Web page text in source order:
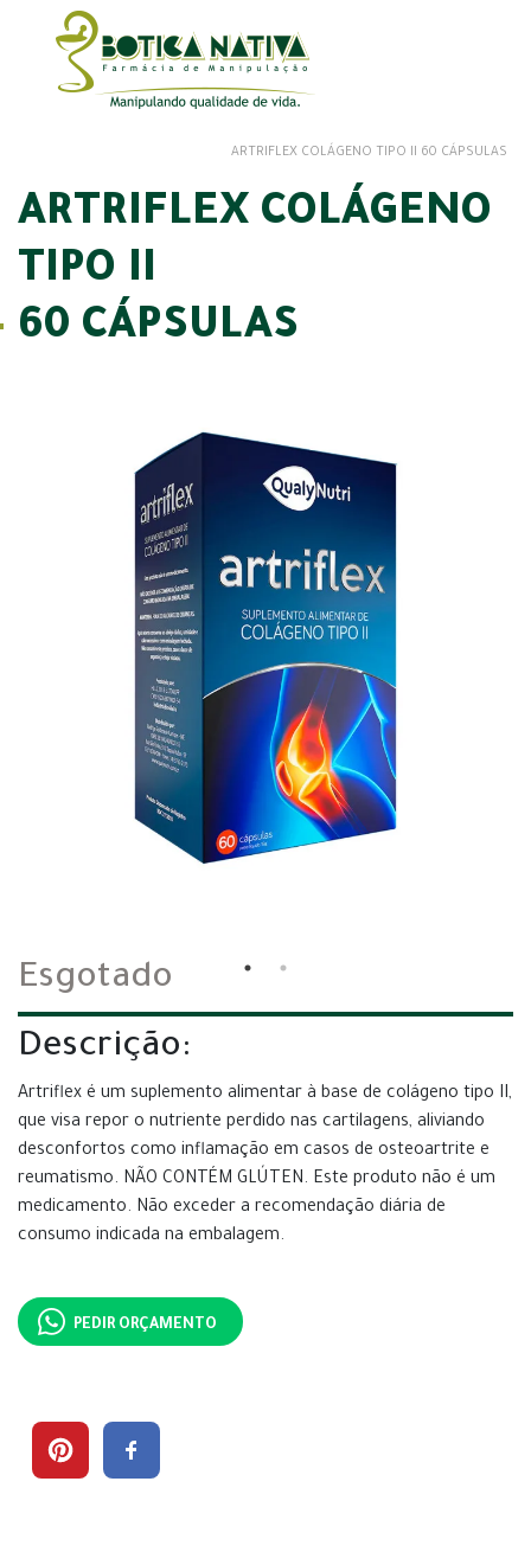
ARTRIFLEX COLÁGENO TIPO II 60 CÁPSULAS
ARTRIFLEX COLÁGENO
TIPO II
60 CÁPSULAS
Esgotado
Descrição:
Artriflex é um suplemento alimentar à base de colágeno tipo II,
que visa repor o nutriente perdido nas cartilagens, aliviando
desconfortos como inflamação em casos de osteoartrite e
reumatismo. NÃO CONTÉM GLÚTEN. Este produto não é um
medicamento. Não exceder a recomendação diária de
consumo indicada na embalagem.
PEDIR ORÇAMENTO